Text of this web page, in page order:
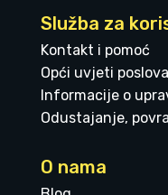
Služba za
Kontakt i pomoć
Opći uvjeti
Informacije o
Odustajanje,
O nama